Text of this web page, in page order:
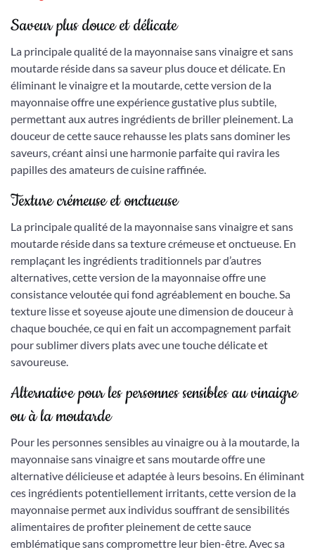
Saveur plus douce et délicate
La principale qualité de la mayonnaise sans vinaigre et sans
moutarde réside dans sa saveur plus douce et délicate. En
éliminant le vinaigre et la moutarde, cette version de la
mayonnaise offre une expérience gustative plus subtile,
permettant aux autres ingrédients de briller pleinement. La
douceur de cette sauce rehausse les plats sans dominer les
saveurs, créant ainsi une harmonie parfaite qui ravira les
papilles des amateurs de cuisine raffinée.
Texture crémeuse et onctueuse
La principale qualité de la mayonnaise sans vinaigre et sans
moutarde réside dans sa texture crémeuse et onctueuse. En
remplaçant les ingrédients traditionnels par d’autres
alternatives, cette version de la mayonnaise offre une
consistance veloutée qui fond agréablement en bouche. Sa
texture lisse et soyeuse ajoute une dimension de douceur à
chaque bouchée, ce qui en fait un accompagnement parfait
pour sublimer divers plats avec une touche délicate et
savoureuse.
Alternative pour les personnes sensibles au vinaigre
ou à la moutarde
Pour les personnes sensibles au vinaigre ou à la moutarde, la
mayonnaise sans vinaigre et sans moutarde offre une
alternative délicieuse et adaptée à leurs besoins. En éliminant
ces ingrédients potentiellement irritants, cette version de la
mayonnaise permet aux individus souffrant de sensibilités
alimentaires de profiter pleinement de cette sauce
emblématique sans compromettre leur bien-être. Avec sa